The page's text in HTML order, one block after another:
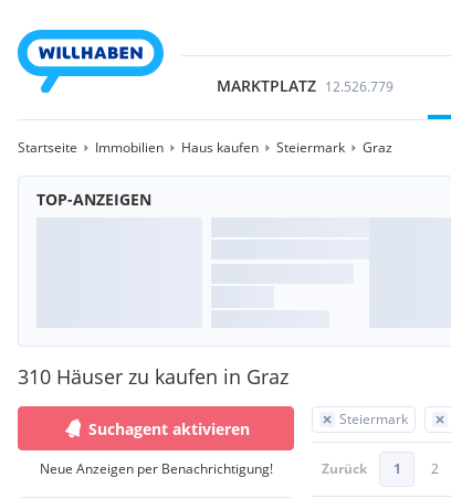
MARKTPLATZ 12.526.779
Startseite Immobilien Haus kaufen Steiermark Graz
TOP-ANZEIGEN
310 Häuser zu kaufen in Graz
Suchagent aktivieren
Neue Anzeigen per Benachrichtigung!
Steiermark
Zurück 1 2